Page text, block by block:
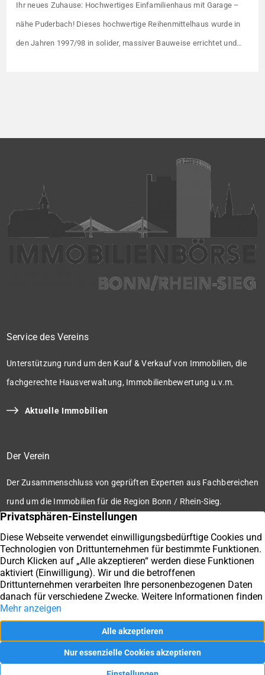
Ihr neues Zuhause: Hochwertiges Einfamilienhaus mit Garage –
nähe Puderbach! Dieses hochwertige Reihenmittelhaus wurde in
den Jahren 1997/98 in solider, massiver Bauweise errichtet und
Der Verein
Der Zusammenschluss von geprüften Experten aus Fachbereichen
rund um die Immobilien für die Region Bonn / Rhein-Sieg.
Service des Vereins
Unterstützung rund um den Kauf & Verkauf von Immobilien, die
fachgerechte Hausverwaltung, Immobilienbewertung u.v.m.
Aktuelle Immobilien
Ihre Immobilienmakler der Immobilienbörse Bonn / Rhein-